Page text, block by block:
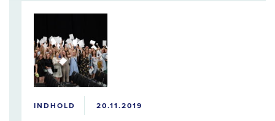
INDHOLD 20.11.2019